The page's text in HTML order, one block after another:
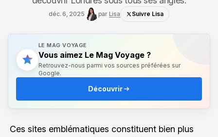
déc. 6, 2025 par Lisa Suivre Lisa
LE MAG VOYAGE
Vous aimez Le Mag Voyage ?
Retrouvez-nous parmi vos sources préférées sur
Google.
Découvrir
Ces sites emblématiques constituent bien plus